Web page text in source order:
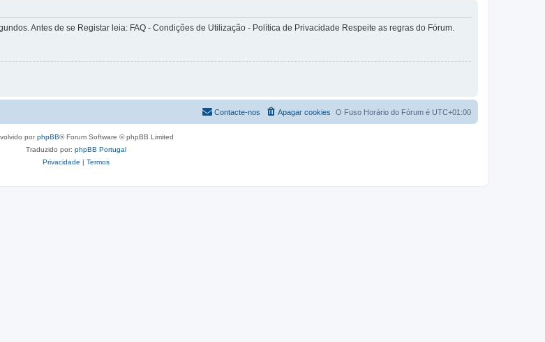
Antes de se Registar leia: FAQ - Condições de Utilização - Política de Privacidade Respeite as regras do Fórum.
O Fuso Horário do Fórum é UTC+01:00
Apagar cookies
Contacte-nos
porphpBB® Forum Software © phpBB Limited
Traduzido por: phpBB Portugal
Privacidade | Termos